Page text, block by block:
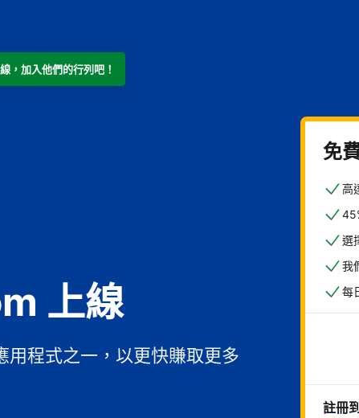
加入他們的行列吧！
上線
用程式之一，以更快賺取更多
免
高
選
我
每
註冊